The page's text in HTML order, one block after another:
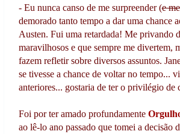
- Eu nunca canso de me surpreender (e
demorado tanto tempo a dar uma chance
Austen. Fui uma retardada! Me privando
maravilhosos e que sempre me divertem,
fazem refletir sobre diversos assuntos.
se tivesse a chance de voltar no tempo...
anteriores... gostaria de ter o privilégio de
Foi por ter amado profundamente
ao lê-lo ano passado que tomei a decisão